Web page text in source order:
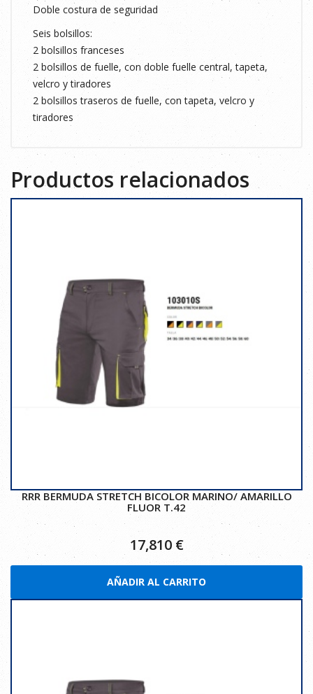
Doble costura de seguridad
Seis bolsillos:
2 bolsillos franceses
2 bolsillos de fuelle, con doble fuelle central, tapeta,
velcro y tiradores
2 bolsillos traseros de fuelle, con tapeta, velcro y
tiradores
Productos relacionados
RRR BERMUDA STRETCH BICOLOR MARINO/ AMARILLO
FLUOR T.42
17,810€
AÑADIR AL CARRITO